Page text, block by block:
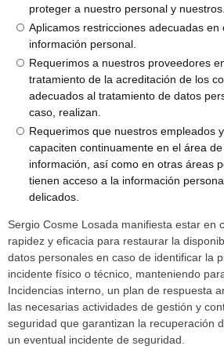
proteger a nuestro personal y nuestros.
Aplicamos restricciones adecuadas en
información personal.
Requerimos a nuestros proveedores
tratamiento de la acreditación de los
adecuados al tratamiento de datos
caso, realizan.
Requerimos que nuestros empleados
capaciten continuamente en el área
información, así como en otras áreas
tienen acceso a la información
delicados.
Sergio Cosme Losada manifiesta estar en
rapidez y eficacia para restaurar la
datos personales en caso de identificar la
incidente físico o técnico, manteniendo
Incidencias interno, un plan de respuesta
las necesarias actividades de gestión y
seguridad que garantizan la recuperación
un eventual incidente de seguridad.